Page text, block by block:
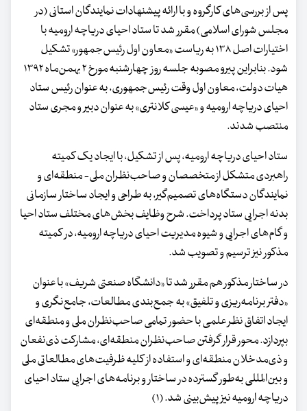
پس از بررسی‌های کارگروه و با ارائه پیشنهادات نمایندگان استانی (در
مجلس شورای اسلامی) مقرر شد تا ستاد احیای دریاچه ارومیه با
اختیارات اصل ۱۳۸ به ریاست «معاون اول رئیس‌جمهور» تشکیل
شود. بنابراین پیرو مصوبه جلسه روز چهارشنبه مورخ ۲ بهمن‌ماه ۱۳۹۲
هیات دولت، معاون اول وقت رئیس‌جمهوری، به عنوان رئیس ستاد
احیای دریاچه ارومیه و «عیسی کلانتری» به عنوان دبیر و مجری ستاد
منتصب شدند.
ستاد احیای دریاچه ارومیه، پس از تشکیل، با ایجاد یک کمیته
راهبردی متشکل از متخصصان و صاحب‌نظران ملی- منطقه‌ای و
نمایندگان دستگاه‌های تصمیم‌گیر، به طراحی و ایجاد ساختار سازمانی
بدنه اجرایی ستاد پرداخت. شرح وظایف بخش‌های مختلف ستاد احیا
و گام‌های اجرایی و شیوه مدیریت احیای دریاچه ارومیه، در کمیته
مذکور نیز ترسیم و تصویب شد.
در ساختار مذکور هم مقرر شد تا «دانشگاه صنعتی شریف» با عنوان
«دفتر برنامه‌ریزی و تلفیق» به جمع‌بندی مطالعات، جامع‌نگری و
ایجاد اتفاق نظر علمی با حضور تمامی صاحب‌نظران ملی و منطقه‌ای
بپردازد. محور قرار گرفتن صاحب‌نظران منطقه‌ای، مشارکت ذی‌نفعان
و ذی‌مدخلان منطقه‌ای و استفاده از کلیه ظرفیت‌های مطالعاتی ملی
و بین‌المللی به‌طور گسترده در ساختار و برنامه‌های اجرایی ستاد احیای
دریاچه ارومیه نیز پیش‌بینی شد. (۱)